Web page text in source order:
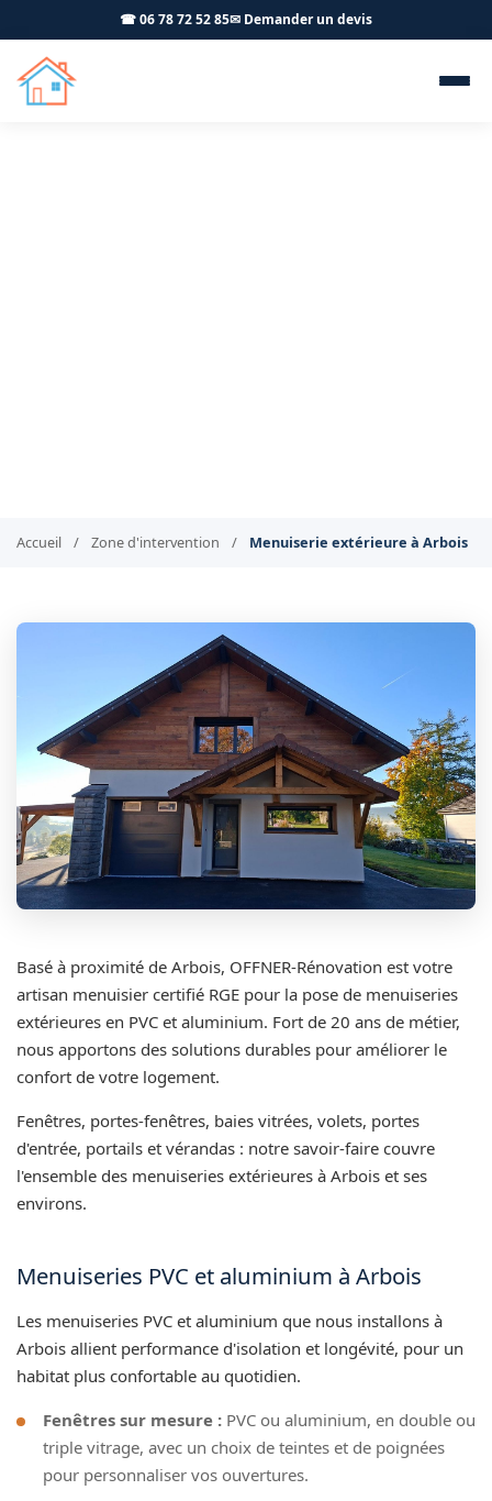
☎ 06 78 72 52 85✉ Demander un devis
Accueil / Zone d'intervention / Menuiserie extérieure à Arbois
Basé à proximité de Arbois, OFFNER-Rénovation est votre
artisan menuisier certifié RGE pour la pose de menuiseries
extérieures en PVC et aluminium. Fort de 20 ans de métier,
nous apportons des solutions durables pour améliorer le
confort de votre logement.
Fenêtres, portes-fenêtres, baies vitrées, volets, portes
d'entrée, portails et vérandas : notre savoir-faire couvre
l'ensemble des menuiseries extérieures à Arbois et ses
environs.
Menuiseries PVC et aluminium à Arbois
Les menuiseries PVC et aluminium que nous installons à
Arbois allient performance d'isolation et longévité, pour un
habitat plus confortable au quotidien.
Fenêtres sur mesure : PVC ou aluminium, en double ou
triple vitrage, avec un choix de teintes et de poignées
pour personnaliser vos ouvertures.